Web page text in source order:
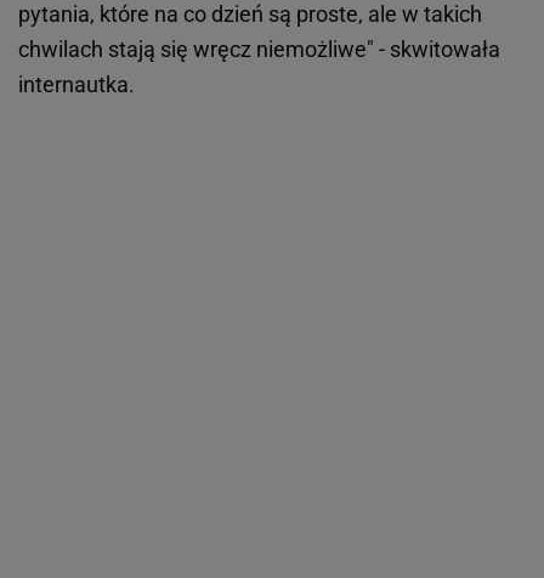
pytania, które na co dzień są proste, ale w takich
chwilach stają się wręcz niemożliwe" - skwitowała
internautka.